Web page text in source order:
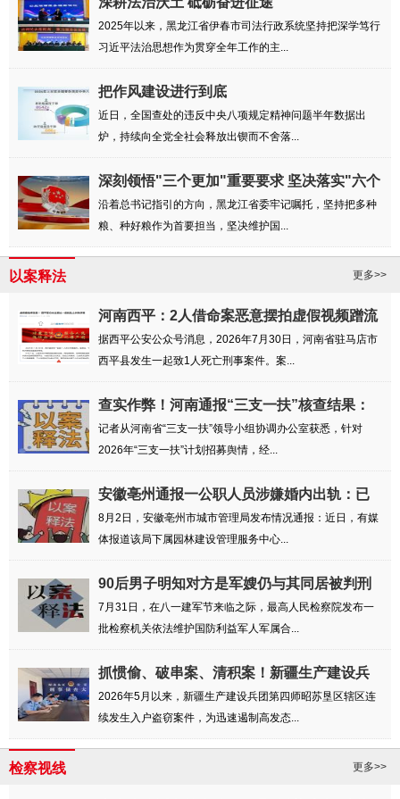
2025年以来，黑龙江省伊春市司法行政系统坚持把深学笃行
习近平法治思想作为贯穿全年工作的主...
把作风建设进行到底
近日，全国查处的违反中央八项规定精神问题半年数据出
炉，持续向全党全社会释放出锲而不舍落...
深刻领悟"三个更加"重要要求 坚决落实"六个
强...
沿着总书记指引的方向，黑龙江省委牢记嘱托，坚持把多种
粮、种好粮作为首要担当，坚决维护国...
以案释法 更多>>
河南西平：2人借命案恶意摆拍虚假视频蹭流
量被罚
据西平公安公众号消息，2026年7月30日，河南省驻马店市
西平县发生一起致1人死亡刑事案件。案...
查实作弊！河南通报“三支一扶”核查结果：
相...
记者从河南省“三支一扶”领导小组协调办公室获悉，针对
2026年“三支一扶”计划招募舆情，经...
安徽亳州通报一公职人员涉嫌婚内出轨：已
成立...
8月2日，安徽亳州市城市管理局发布情况通报：近日，有媒
体报道该局下属园林建设管理服务中心...
90后男子明知对方是军嫂仍与其同居被判刑
六个月
7月31日，在八一建军节来临之际，最高人民检察院发布一
批检察机关依法维护国防利益军人军属合...
抓惯偷、破串案、清积案！新疆生产建设兵
团第...
2026年5月以来，新疆生产建设兵团第四师昭苏垦区辖区连
续发生入户盗窃案件，为迅速遏制高发态...
检察视线 更多>>